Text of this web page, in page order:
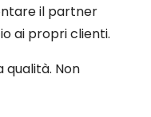
il partner
ai propri clienti.
Non